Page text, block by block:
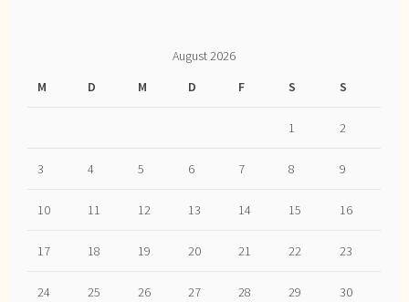
August 2026
M
D M D F S S
1 2
3 4 5 6 7 8 9
10 11 12 13 14 15 16
17 18 19 20 21 22 23
24 25 26 27 28 29 30